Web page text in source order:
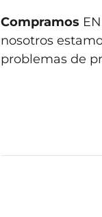
Compramos
nosotros
problemas de